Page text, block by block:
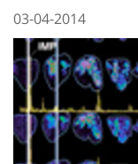
03-04-2014